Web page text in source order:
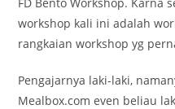
workshop kali ini adalah
rangkaian workshop yg
Pengajarnya laki-laki,
Mealbox.com even beliau